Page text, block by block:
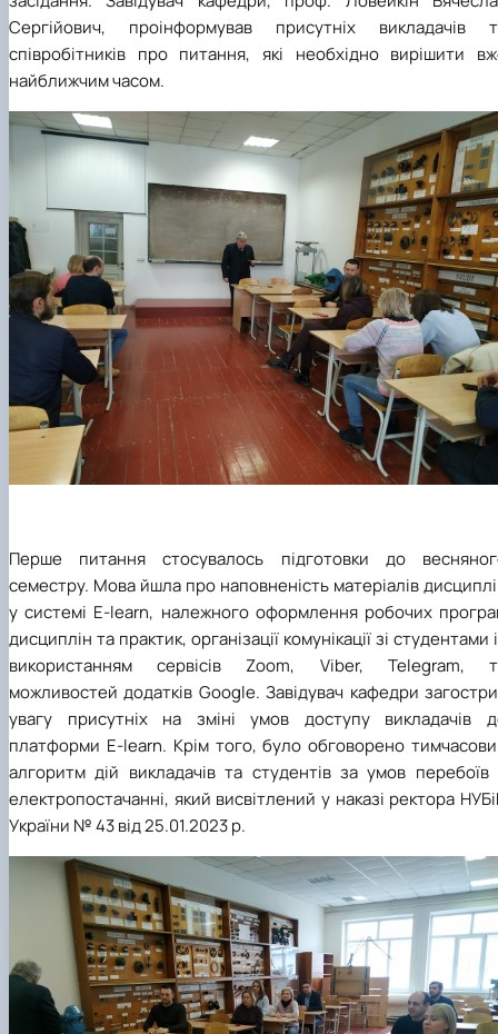
Сергійович, проінформував присутніх викладачів
співробітників про питання, які необхідно вирішити
найближчим часом.
Перше питання стосувалось підготовки до
семестру. Мова йшла про наповненість матеріалів
у системі E-learn, належного оформлення робочих
дисциплін та практик, організації комунікації зі студентами
використанням сервісів Zoom, Viber, Telegram,
можливостей додатків Google. Завідувач кафедри
увагу присутніх на зміні умов доступу викладачів
платформи E-learn. Крім того, було обговорено
алгоритм дій викладачів та студентів за умов перебоїв
електропостачанні, який висвітлений у наказі ректора
України № 43 від 25.01.2023 р.